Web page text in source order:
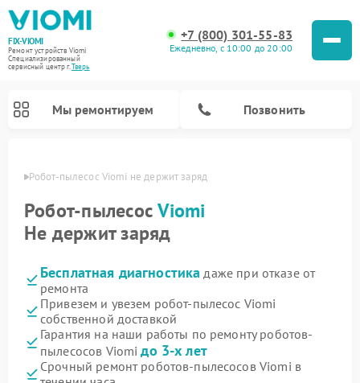
FIX-VIOMI
Ремонт устройств Viomi
Специализированный
cервисный центр г.Тверь
+7 (800) 301-55-83
Ежедневно, с 10:00 до 20:00
Мы ремонтируем Позвонить
Робот-пылесос Viomi не держит заряд
Робот-пылесосViomi
Не держит заряд
Бесплатная диагностика даже при отказе от
ремонта
Привезем и увезем робот-пылесос Viomi
собственной доставкой
Гарантия на наши работы по ремонту роботов-
пылесосов Viomiдо 3-х лет
Срочный ремонт роботов-пылесосов Viomi в